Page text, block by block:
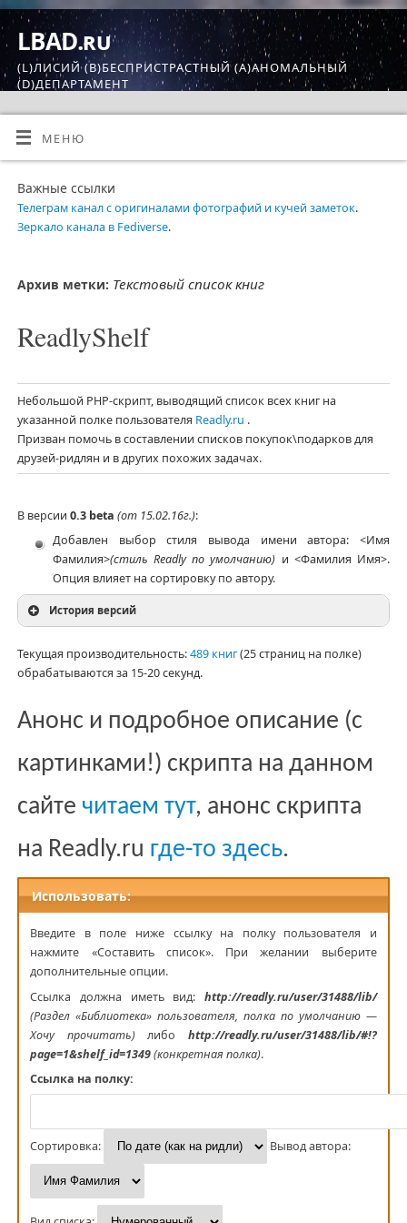
LBAD.ru
(L)ЛИСИЙ (B)БЕСПРИСТРАСТНЫЙ (A)АНОМАЛЬНЫЙ
(D)ДЕПАРТАМЕНТ
МЕНЮ
Важные ссылки
Телеграм канал с оригиналами фотографий и кучей заметок.
Зеркало канала в Fediverse.
Архив метки: Текстовый список книг
ReadlyShelf
Небольшой PHP-скрипт, выводящий список всех книг на
указанной полке пользователя Readly.ru .
Призван помочь в составлении списков покупок\подарков для
друзей-ридлян и в других похожих задачах.
В версии 0.3 beta (от 15.02.16г.):
Добавлен выбор стиля вывода имени автора: <Имя
Фамилия>(стиль Readly по умолчанию) и <Фамилия Имя>.
Опция влияет на сортировку по автору.
История версий
№. Книга (автор(ы))
Текущая производительность:489 книг(25 страниц на полке)
обрабатываются за 15-20 секунд.
Анонс и подробное описание (с
картинками!) скрипта на данном
сайте читаем тут, анонс скрипта
на Readly.ru где-то здесь.
Использовать:
Введите в поле ниже ссылку на полку пользователя и
нажмите «Составить список». При желании выберите
дополнительные опции.
Ссылка должна иметь вид: http://readly.ru/user/31488/lib/
(Раздел «Библиотека» пользователя, полка по умолчанию —
Хочу прочитать) либо http://readly.ru/user/31488/lib/#!?
page=1&shelf_id=1349 (конкретная полка).
Ссылка на полку:
Сортировка: Вывод автора: